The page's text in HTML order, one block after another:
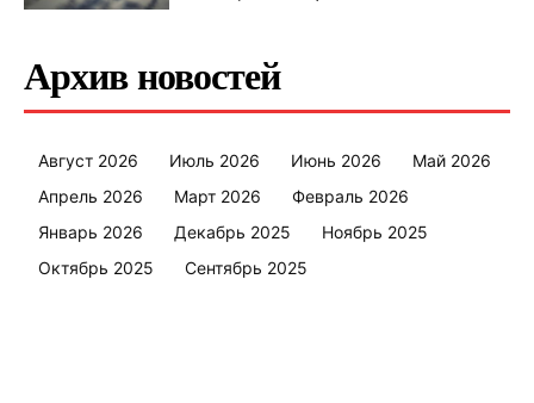
Архив новостей
Август 2026 Июль 2026 Июнь 2026
Май 2026
Апрель 2026
Март 2026
Февраль 2026
Январь 2026
Декабрь 2025
Ноябрь 2025
Октябрь 2025
Сентябрь 2025